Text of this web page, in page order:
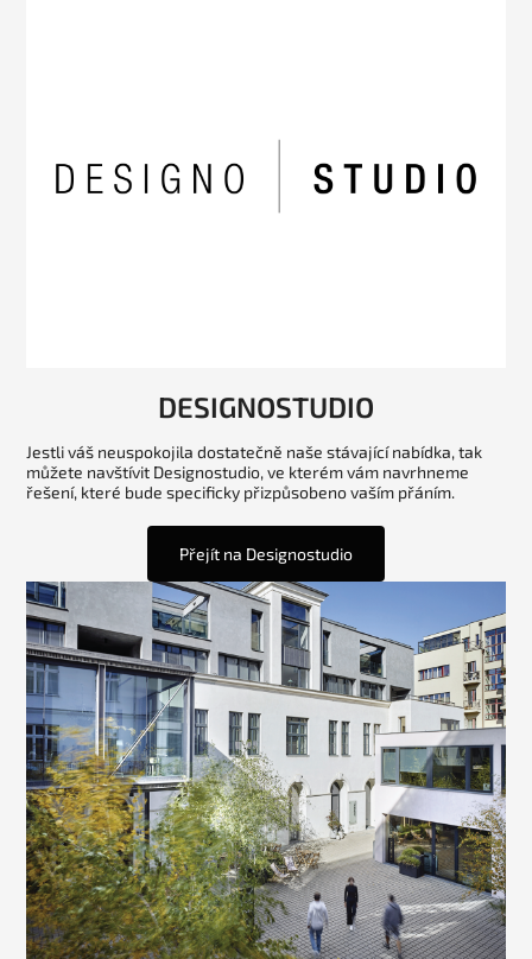
DESIGNOSTUDIO
Jestli váš neuspokojila dostatečně naše stávající nabídka, tak
můžete navštívit Designostudio, ve kterém vám navrhneme
řešení, které bude specificky přizpůsobeno vaším přáním.
Přejít na Designostudio